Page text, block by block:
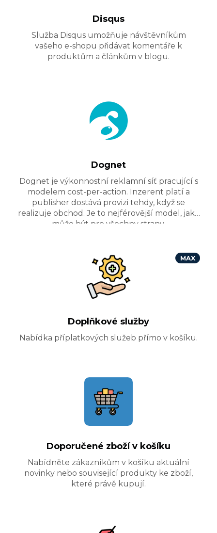
Disqus
Služba Disqus umožňuje návštěvníkům
vašeho e-shopu přidávat komentáře k
produktům a článkům v blogu.
Dognet
Dognet je výkonnostní reklamní síť pracující s
modelem cost-per-action. Inzerent platí a
publisher dostává provizi tehdy, když se
realizuje obchod. Je to nejférovější model, jaký
může být pro všechny strany.
MAX
Doplňkové služby
Nabídka příplatkových služeb přímo v košíku.
Doporučené zboží v košíku
Nabídněte zákazníkům v košíku aktuální
novinky nebo související produkty ke zboží,
které právě kupují.